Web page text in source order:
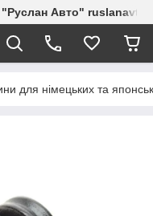
"Руслан Авто"
для німецьких та